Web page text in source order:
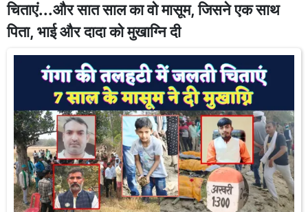
चिताएं...और सात साल का वो मासूम, जिसने एक साथ
पिता, भाई और दादा को मुखाग्नि दी